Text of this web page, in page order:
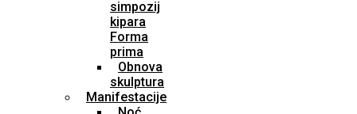
simpozij
kipara
Forma
prima
Obnova
skulptura
Manifestacije